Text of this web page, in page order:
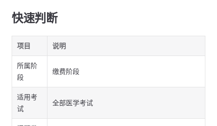
快速判断
项目 说明
所属阶
段
缴费阶段
适用考
试
全部医学考试